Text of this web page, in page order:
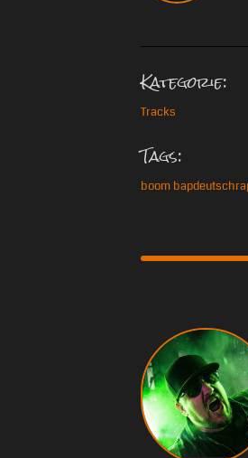
Kategorie:
Tracks
Tags:
boom bap